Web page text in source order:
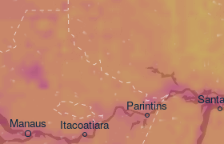
Manaus Itacoatiara
Parintins